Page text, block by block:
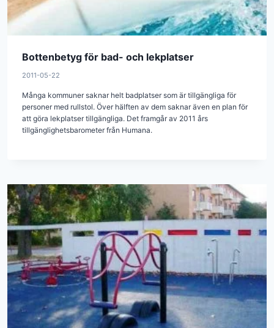
Bottenbetyg för bad- och lekplatser
2011-05-22
Många kommuner saknar helt badplatser som är tillgängliga för
personer med rullstol. Över hälften av dem saknar även en plan för
att göra lekplatser tillgängliga. Det framgår av 2011 års
tillgänglighetsbarometer från Humana.